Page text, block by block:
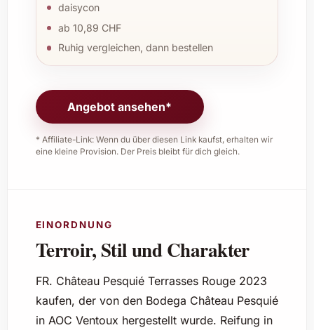
daisycon
ab 10,89 CHF
Ruhig vergleichen, dann bestellen
Angebot ansehen*
* Affiliate-Link: Wenn du über diesen Link kaufst, erhalten wir
eine kleine Provision. Der Preis bleibt für dich gleich.
EINORDNUNG
Terroir, Stil und Charakter
FR. Château Pesquié Terrasses Rouge 2023
kaufen, der von den Bodega Château Pesquié
in AOC Ventoux hergestellt wurde. Reifung in